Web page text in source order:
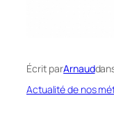
Écrit parArnaud
Actualité de nos